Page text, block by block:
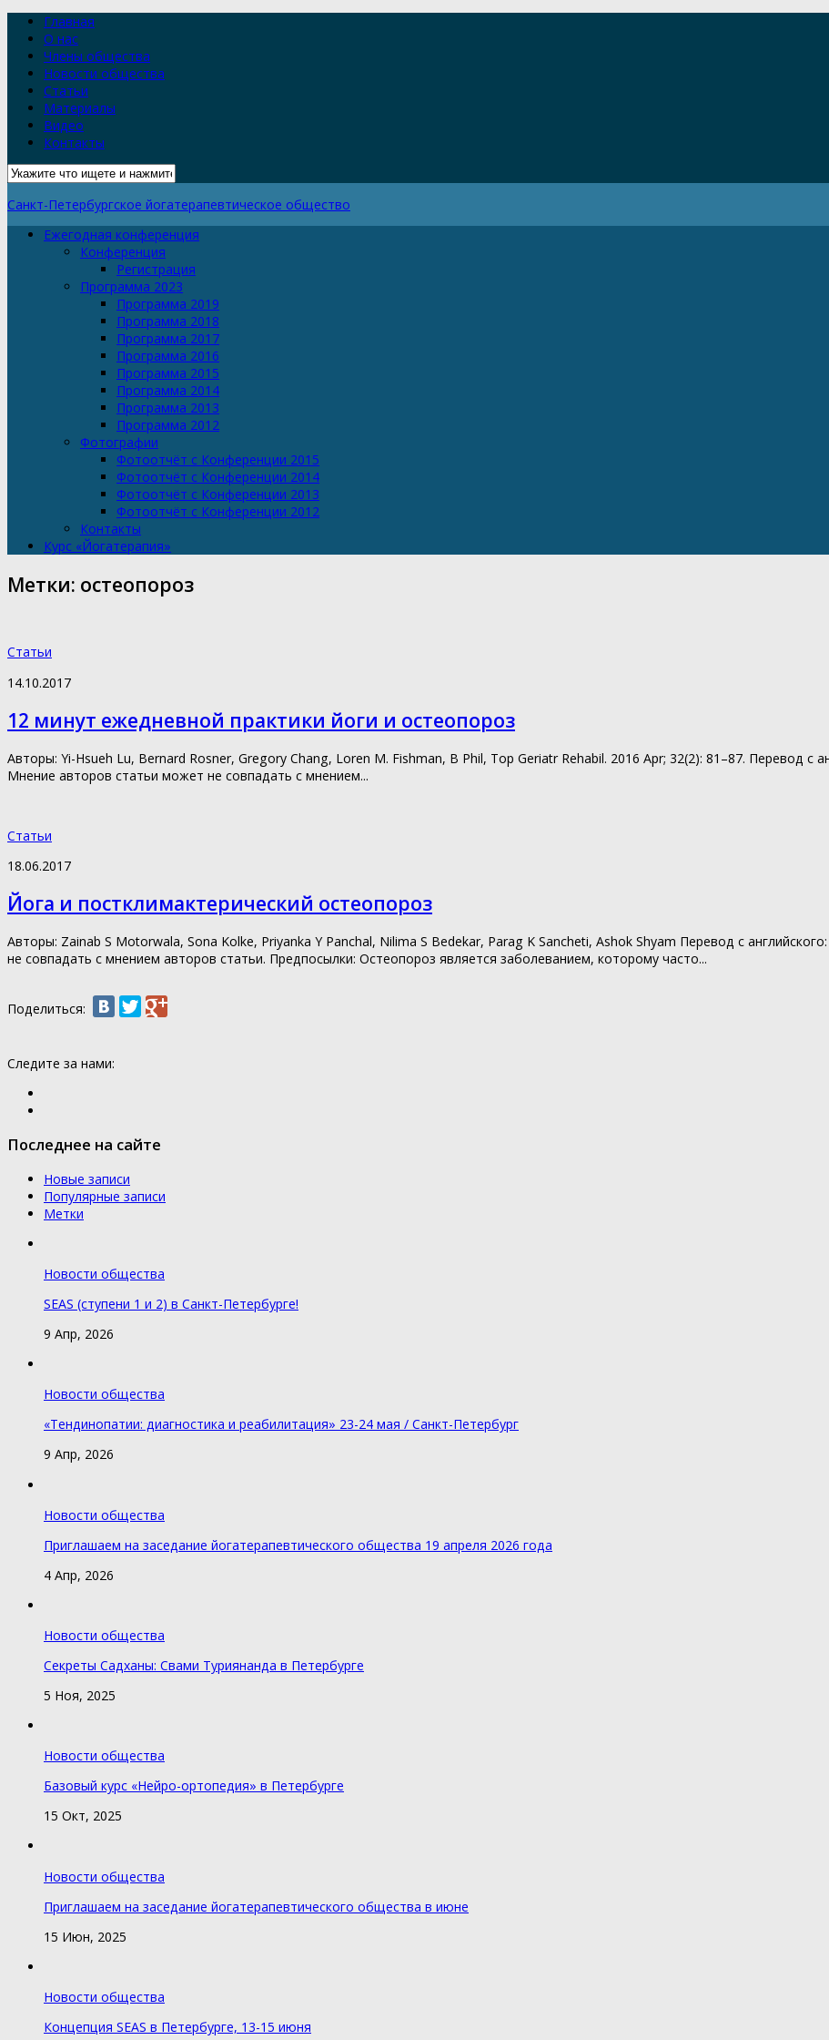
Главная
О нас
Члены общества
Новости общества
Статьи
Материалы
Видео
Контакты
Санкт-Петербургское йогатерапевтическое общество
Ежегодная конференция
Конференция
Регистрация
Программа 2023
Программа 2019
Программа 2018
Программа 2017
Программа 2016
Программа 2015
Программа 2014
Программа 2013
Программа 2012
Фотографии
Фотоотчёт с Конференции 2015
Фотоотчёт с Конференции 2014
Фотоотчёт с Конференции 2013
Фотоотчёт с Конференции 2012
Контакты
Курс «Йогатерапия»
Метки: остеопороз
Статьи
14.10.2017
12 минут ежедневной практики йоги и остеопороз
Авторы: Yi-Hsueh Lu, Bernard Rosner, Gregory Chang, Loren M. Fishman, B Phil, Top Geriatr Rehabil. 2016 Apr; 32(2): 81–87. Перевод с
Мнение авторов статьи может не совпадать с мнением...
Статьи
18.06.2017
Йога и постклимактерический остеопороз
Авторы: Zainab S Motorwala, Sona Kolke, Priyanka Y Panchal, Nilima S Bedekar, Parag K Sancheti, Ashok Shyam Перевод с
не совпадать с мнением авторов статьи. Предпосылки: Остеопороз является заболеванием, которому часто...
Поделиться:
Следите за нами:
Последнее на сайте
Новые записи
Популярные записи
Метки
Новости общества
SEAS (ступени 1 и 2) в Санкт-Петербурге!
9 Апр, 2026
Новости общества
«Тендинопатии: диагностика и реабилитация» 23-24 мая / Санкт-Петербург
9 Апр, 2026
Новости общества
Приглашаем на заседание йогатерапевтического общества 19 апреля 2026 года
4 Апр, 2026
Новости общества
Секреты Садханы: Свами Туриянанда в Петербурге
5 Ноя, 2025
Новости общества
Базовый курс «Нейро-ортопедия» в Петербурге
15 Окт, 2025
Новости общества
Приглашаем на заседание йогатерапевтического общества в июне
15 Июн, 2025
Новости общества
Концепция SEAS в Петербурге, 13-15 июня